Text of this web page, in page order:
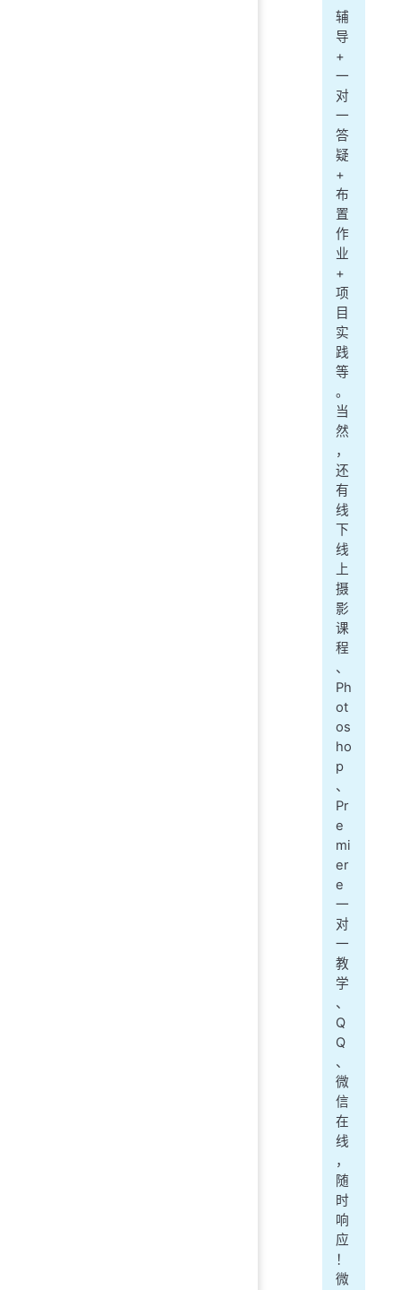
辅
导
+
一
对
一
答
疑
+
布
置
作
业
+
项
目
实
践
等
。
当
然
，
还
有
线
下
线
上
摄
影
课
程
、
Ph
ot
os
ho
p
、
Pr
e
mi
er
e
一
对
一
教
学
、
Q
Q
、
微
信
在
线
，
随
时
响
应
！
微